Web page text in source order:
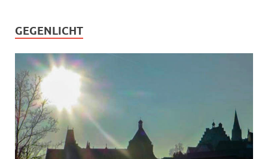
GEGENLICHT